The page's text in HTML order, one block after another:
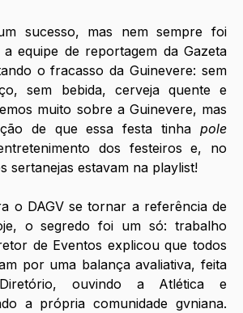
sucesso, mas nem sempre foi
a equipe de reportagem da Gazeta
o fracasso da Guinevere: sem
sem bebida, cerveja quente e
muito sobre a Guinevere, mas
de que essa festa tinha pole
dos festeiros e, no
sertanejas estavam na playlist!
o DAGV se tornar a referência de
o segredo foi um só: trabalho
de Eventos explicou que todos
por uma balança avaliativa, feita
ouvindo a Atlética e
a própria comunidade gvniana.